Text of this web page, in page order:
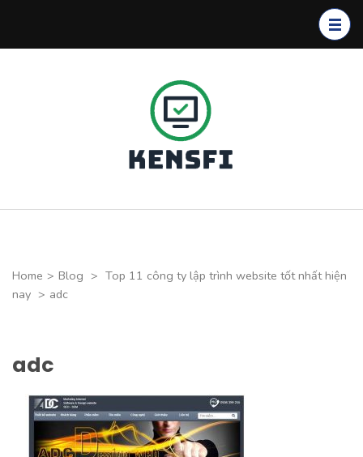
Home > Blog > Top 11 công ty lập trình website tốt nhất hiện
nay > adc
adc